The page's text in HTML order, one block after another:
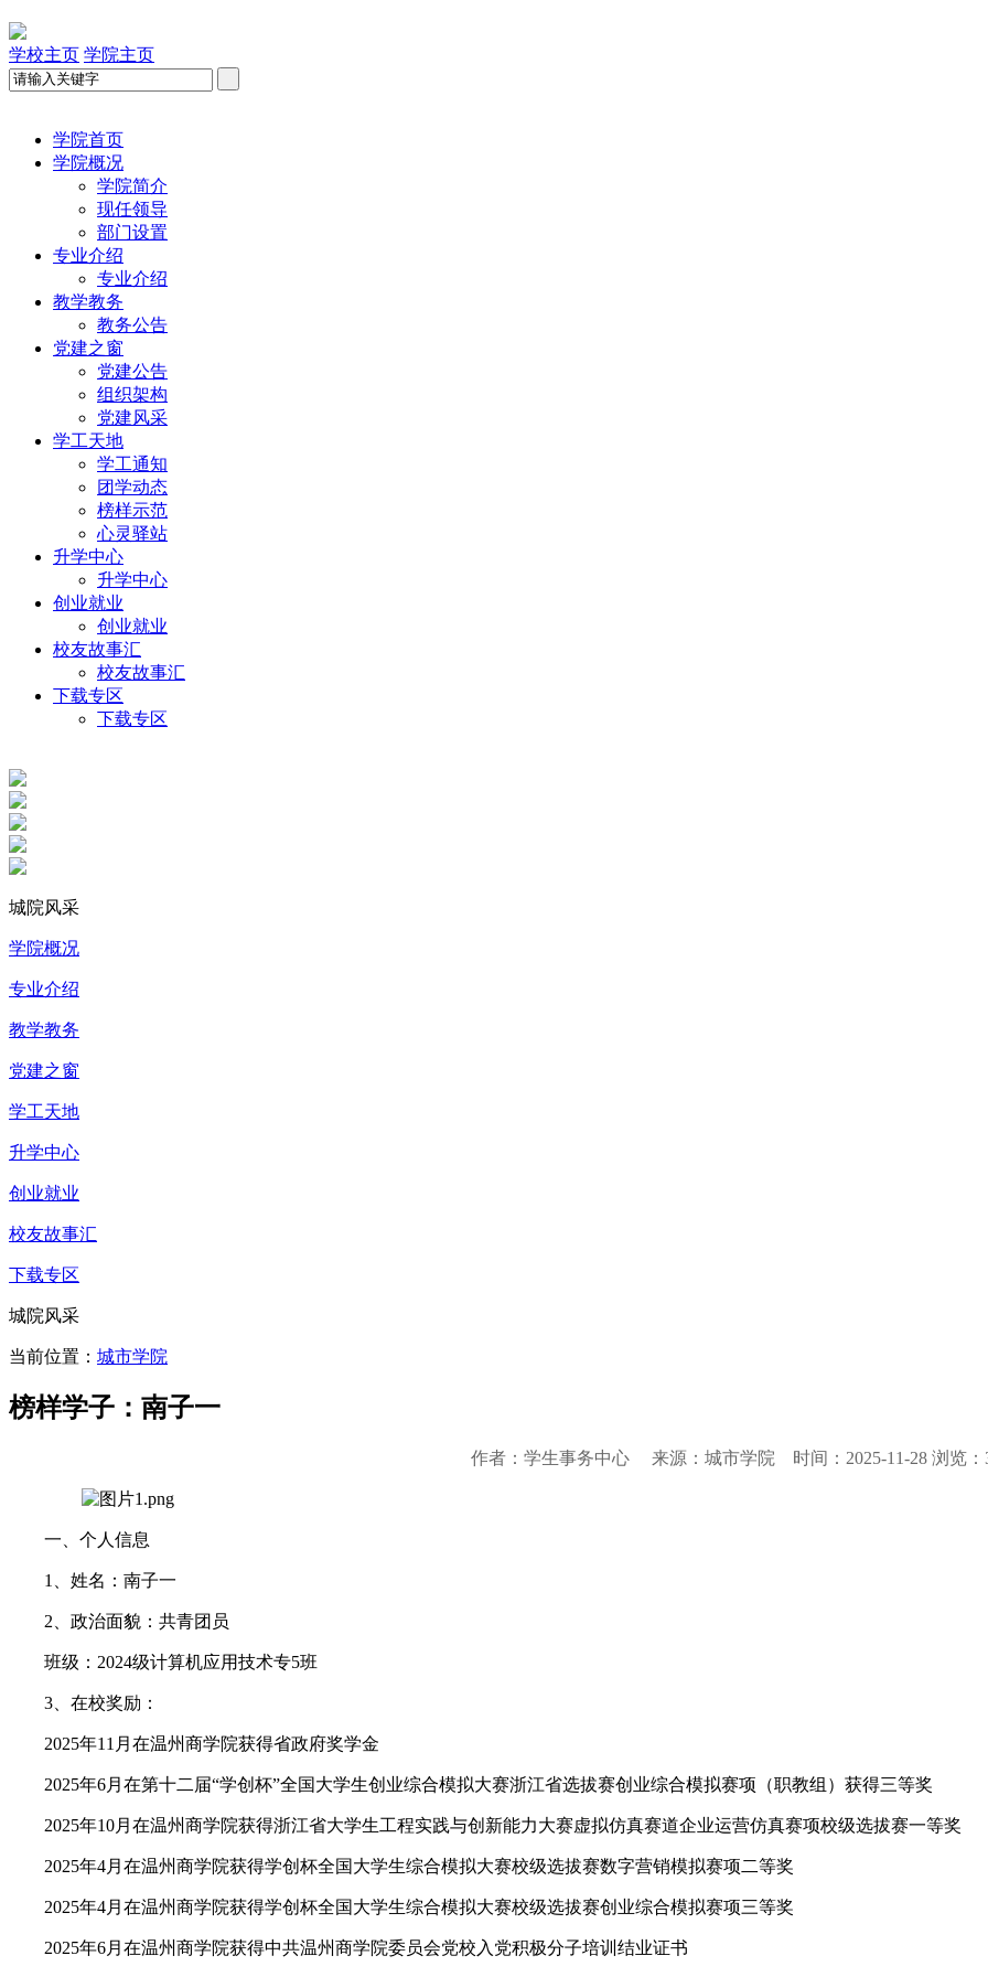
学校主页 学院主页
学院首页
学院概况
学院简介
现任领导
部门设置
专业介绍
专业介绍
教学教务
教务公告
党建之窗
党建公告
组织架构
党建风采
学工天地
学工通知
团学动态
榜样示范
心灵驿站
升学中心
升学中心
创业就业
创业就业
校友故事汇
校友故事汇
下载专区
下载专区
城院风采
学院概况
专业介绍
教学教务
党建之窗
学工天地
升学中心
创业就业
校友故事汇
下载专区
城院风采
当前位置： 城市学院
榜样学子：南子一
作者：学生事务中心 来源：城市学院 时间：2025-11-28 浏览：
一、个人信息
1、姓名：南子一
2、政治面貌：共青团员
班级：2024级计算机应用技术专5班
3、在校奖励：
2025年11月在温州商学院获得省政府奖学金
2025年6月在第十二届“学创杯”全国大学生创业综合模拟大赛浙江省选拔赛创业综合模拟赛项（职教组）获得三等奖
2025年10月在温州商学院获得浙江省大学生工程实践与创新能力大赛虚拟仿真赛道企业运营仿真赛项校级选拔赛一等奖
2025年4月在温州商学院获得学创杯全国大学生综合模拟大赛校级选拔赛数字营销模拟赛项二等奖
2025年4月在温州商学院获得学创杯全国大学生综合模拟大赛校级选拔赛创业综合模拟赛项三等奖
2025年6月在温州商学院获得中共温州商学院委员会党校入党积极分子培训结业证书